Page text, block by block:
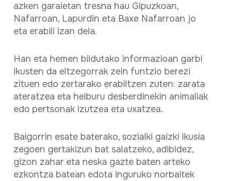
azken garaietan tresna hau Gipuzkoan,
Nafarroan, Lapurdin eta Baxe Nafarroan jo
eta erabili izan dela.
Han eta hemen bildutako informazioan garbi
ikusten da eltzegorrak zein funtzio berezi
zituen edo zertarako erabiltzen zuten: zarata
ateratzea eta helburu desberdinekin animaliak
edo pertsonak izutzea eta uxatzea.
Baigorrin esate baterako, sozialki gaizki ikusia
zegoen gertakizun bat salatzeko, adibidez,
gizon zahar eta neska gazte baten arteko
ezkontza batean edota inguruko norbaitek